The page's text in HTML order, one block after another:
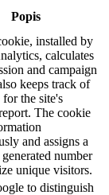
Popis
installed by
calculates
and campaign
keeps track of
for the site's
The cookie
and assigns a
number
unique visitors.
to distinguish